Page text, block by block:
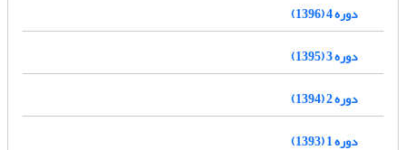
دوره 4 (1396)
دوره 3 (1395)
دوره 2 (1394)
دوره 1 (1393)